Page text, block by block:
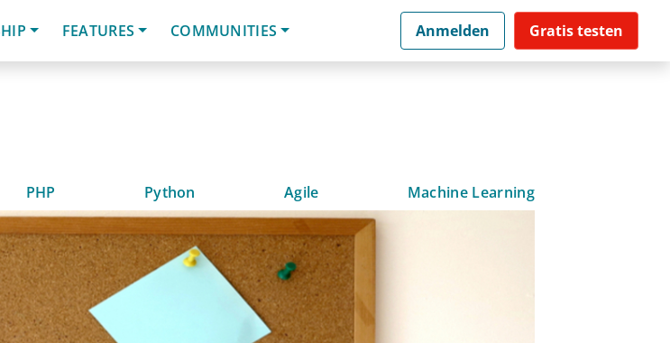
FEATURES COMMUNITIES Anmelden Gratis testen
PHP Python Agile Machine Learning